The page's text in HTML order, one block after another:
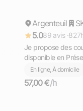
Répond
Argenteuil
5.089 avis ·
Je propose des
disponible en
En ligne, À domicile
57,00 €/h